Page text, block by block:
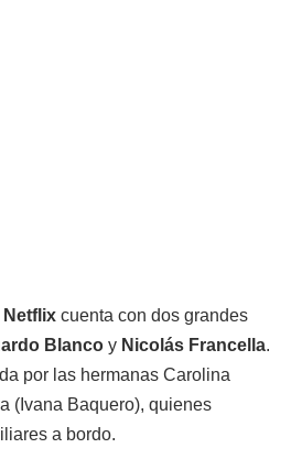
Netflix cuenta con dos grandes
Blanco y Nicolás Francella.
por las hermanas Carolina
(Ivana Baquero), quienes
a bordo.